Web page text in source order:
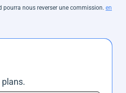
pourra nous reverser une commission. en